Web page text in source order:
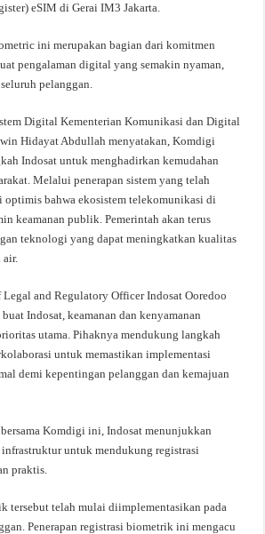
eSIM di Gerai IM3 Jakarta.
ini merupakan bagian dari komitmen
pengalaman digital yang semakin nyaman,
pelanggan.
Digital Kementerian Komunikasi dan Digital
Hidayat Abdullah menyatakan, Komdigi
Indosat untuk menghadirkan kemudahan
Melalui penerapan sistem yang telah
optimis bahwa ekosistem telekomunikasi di
keamanan publik. Pemerintah akan terus
teknologi yang dapat meningkatkan kualitas
air.
and Regulatory Officer Indosat Ooredoo
Indosat, keamanan dan kenyamanan
utama. Pihaknya mendukung langkah
untuk memastikan implementasi
demi kepentingan pelanggan dan kemajuan
Komdigi ini, Indosat menunjukkan
untuk mendukung registrasi
praktis.
tersebut telah mulai diimplementasikan pada
Penerapan registrasi biometrik ini mengacu